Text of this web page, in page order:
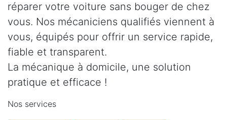
réparer votre voiture sans bouger de chez
vous. Nos mécaniciens qualifiés viennent à
vous, équipés pour offrir un service rapide,
fiable et transparent.
La mécanique à domicile, une solution
pratique et efficace !
Nos services